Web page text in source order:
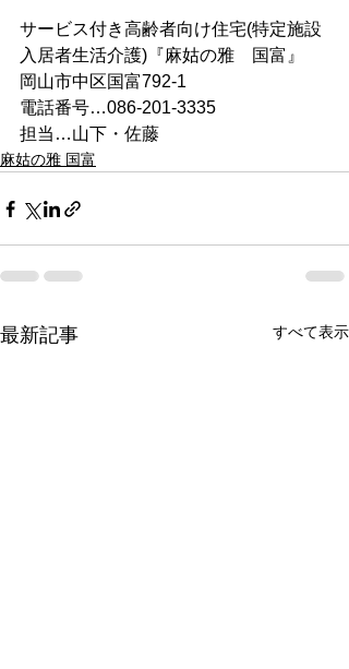
サービス付き高齢者向け住宅(特定施設
入居者生活介護)『麻姑の雅　国富』
岡山市中区国富792-1
電話番号…086-201-3335
担当…山下・佐藤
麻姑の雅 国富
最新記事 すべて表示